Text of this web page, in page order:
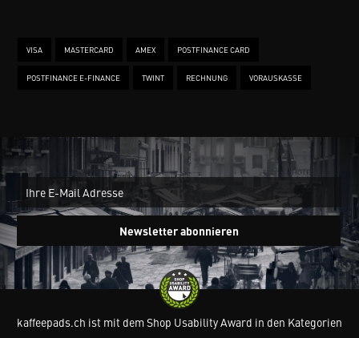
VISA MASTERCARD AMEX POSTFINANCE CARD
POSTFINANCE E-FINANCE TWINT RECHNUNG VORAUSKASSE
Newsletter abonnieren
kaffeepads.ch ist mit dem Shop Usability Award in den Kategorien